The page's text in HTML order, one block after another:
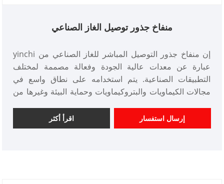
منفاخ جذور توصيل الغاز الصناعي
إن منفاخ جذور التوصيل المباشر للغاز الصناعي من yinchi
عبارة عن معدات عالية الجودة وفعالة مصممة لمختلف
التطبيقات الصناعية. يتم استخدامه على نطاق واسع في
مجالات الكيماويات والبتروكيماويات وحماية البيئة وغيرها من
اقرأ أكثر إرسال استفسار